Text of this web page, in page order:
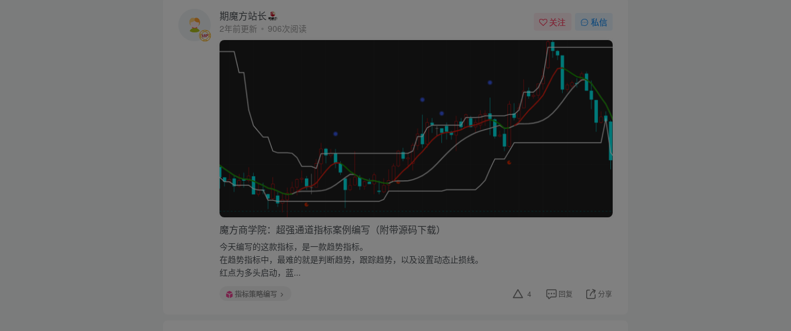
期魔方站长
2年前更新 906次阅读
关注 私信
魔方商学院：超强通道指标案例编写（附带源码下载）
今天编写的这款指标，是一款趋势指标。
在趋势指标中，最难的就是判断趋势，跟踪趋势，以及设置动态止损线。
红点为多头启动，蓝...
指标策略编写 4 回复 分享